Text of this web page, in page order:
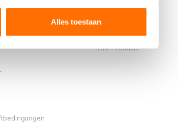
Alles toestaan
Faltrad von Lacros
Meine Bestellungen
Alle Produkte